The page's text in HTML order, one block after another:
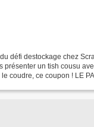
défi destockage chez
présenter un tish cousu
coudre, ce coupon ! LE